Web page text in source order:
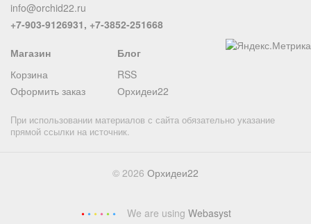
info@orchid22.ru
+7-903-9126931, +7-3852-251668
Магазин
Корзина
Оформить заказ
Блог
RSS
Орхидеи22
При использовании материалов с сайта обязательно указание
прямой ссылки на источник.
© 2026 Орхидеи22
We are using Webasyst